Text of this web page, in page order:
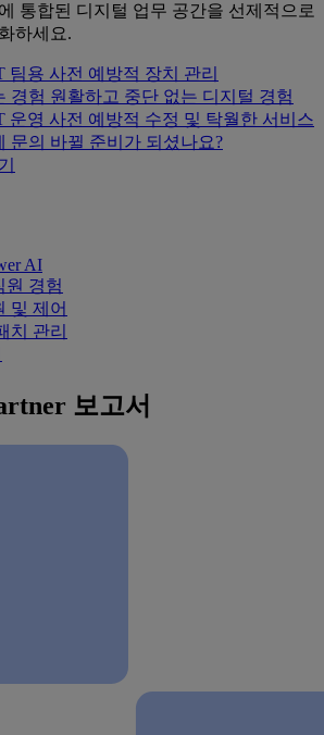
통합된 디지털 업무 공간을 선제적으로
하세요.
팀용 사전 예방적 장치 관리
경험 원활하고 중단 없는 디지털 경험
운영 사전 예방적 수정 및 탁월한 서비스
문의 바뀔 준비가 되셨나요?
AI
원 경험
및 제어
치 관리
보고서